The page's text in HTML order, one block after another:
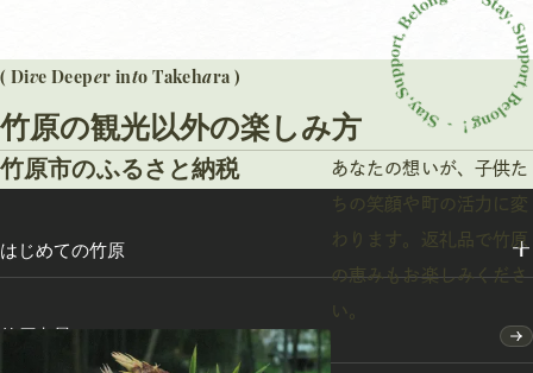
( Dive Deeper into Takehara )
竹原の観光以外の楽しみ方
竹原市のふるさと納税
あなたの想いが、子供た
ちの笑顔や町の活力に変
わります。返礼品で竹原
の恵みもお楽しみくださ
い。
はじめての竹原
竹原点景